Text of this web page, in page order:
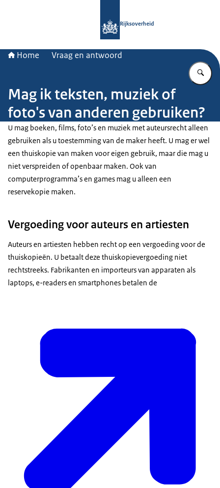
Rijksoverheid
Home Vraag en antwoord
Mag ik teksten, muziek of
foto's van anderen gebruiken?
U mag boeken, films, foto’s en muziek met auteursrecht alleen
gebruiken als u toestemming van de maker heeft. U mag er wel
een thuiskopie van maken voor eigen gebruik, maar die mag u
niet verspreiden of openbaar maken. Ook van
computerprogramma’s en games mag u alleen een
reservekopie maken.
Vergoeding voor auteurs en artiesten
Auteurs en artiesten hebben recht op een vergoeding voor de
thuiskopieën. U betaalt deze thuiskopievergoeding niet
rechtstreeks. Fabrikanten en importeurs van apparaten als
laptops, e-readers en smartphones betalen de